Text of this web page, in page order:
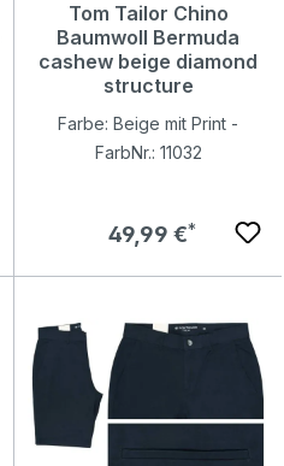
Tom Tailor Chino
Baumwoll Bermuda
cashew beige diamond
structure
Farbe: Beige mit Print -
FarbNr.: 11032
Regulärer Preis:
49,99 €